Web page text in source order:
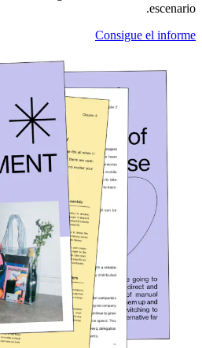
escenario.
Consigue el informe